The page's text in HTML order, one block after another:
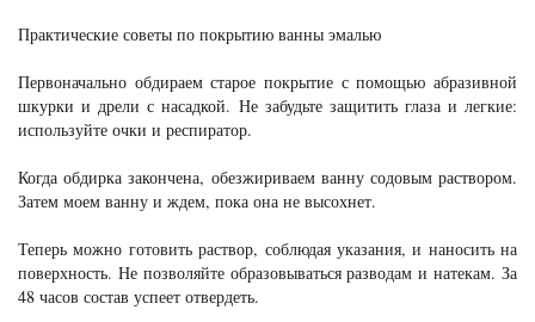
Практические советы по покрытию ванны эмалью
Первоначально обдираем старое покрытие с помощью абразивной
шкурки и дрели с насадкой. Не забудьте защитить глаза и легкие:
используйте очки и респиратор.
Когда обдирка закончена, обезжириваем ванну содовым раствором.
Затем моем ванну и ждем, пока она не высохнет.
Теперь можно готовить раствор, соблюдая указания, и наносить на
поверхность. Не позволяйте образовываться разводам и натекам. За
48 часов состав успеет отвердеть.